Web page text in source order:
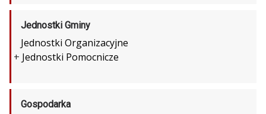
Jednostki Gminy
Jednostki Organizacyjne
+ Jednostki Pomocnicze
Gospodarka